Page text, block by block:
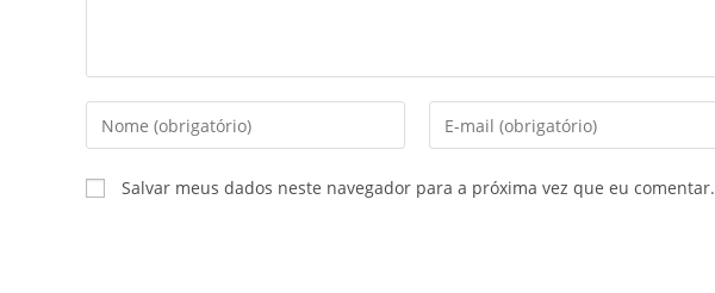
Salvar meus dados neste navegador para a próxima vez que eu comentar.